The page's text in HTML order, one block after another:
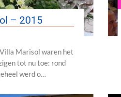
– 2015
Marisol waren het
tot nu toe: rond
werd o…